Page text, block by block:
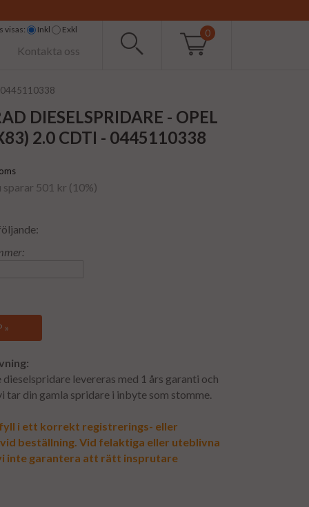
0
visas: Inkl Exkl
Kontakta oss
0445110338
DIESELSPRIDARE - OPEL
2.0 CDTI - 0445110338
sparar 501 kr (10%)
»
levereras med 1 års garanti och
tar din gamla spridare i inbyte som stomme.
fyll i ett korrekt registrerings- eller
beställning. Vid felaktiga eller uteblivna
inte garantera att rätt insprutare